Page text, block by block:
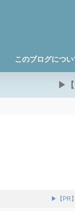
このブログについ
▶
▶【PR